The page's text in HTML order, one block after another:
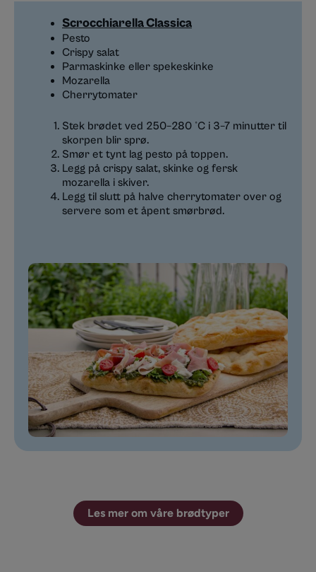
Scrocchiarella Classica
Pesto
Crispy salat
Parmaskinke eller spekeskinke
Mozarella
Cherrytomater
Stek brødet ved 250–280 °C i 3–7 minutter til
skorpen blir sprø.
Smør et tynt lag pesto på toppen.
Legg på crispy salat, skinke og fersk
mozarella i skiver.
Legg til slutt på halve cherrytomater over og
servere som et åpent smørbrød.
Les mer om våre brødtyper